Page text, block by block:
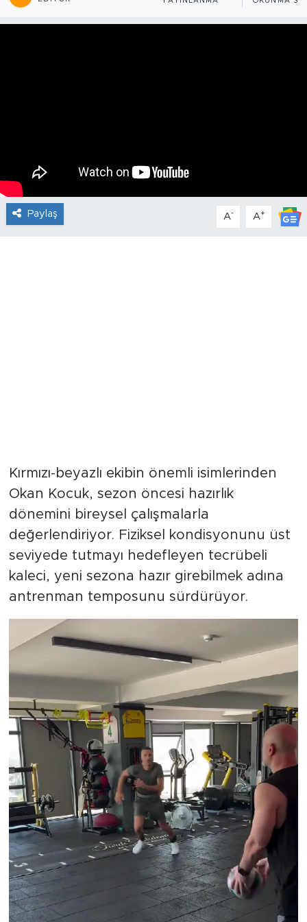
Paylaş A- A+
Kırmızı-beyazlı ekibin önemli isimlerinden
Okan Kocuk, sezon öncesi hazırlık
dönemini bireysel çalışmalarla
değerlendiriyor. Fiziksel kondisyonunu üst
seviyede tutmayı hedefleyen tecrübeli
kaleci, yeni sezona hazır girebilmek adına
antrenman temposunu sürdürüyor.